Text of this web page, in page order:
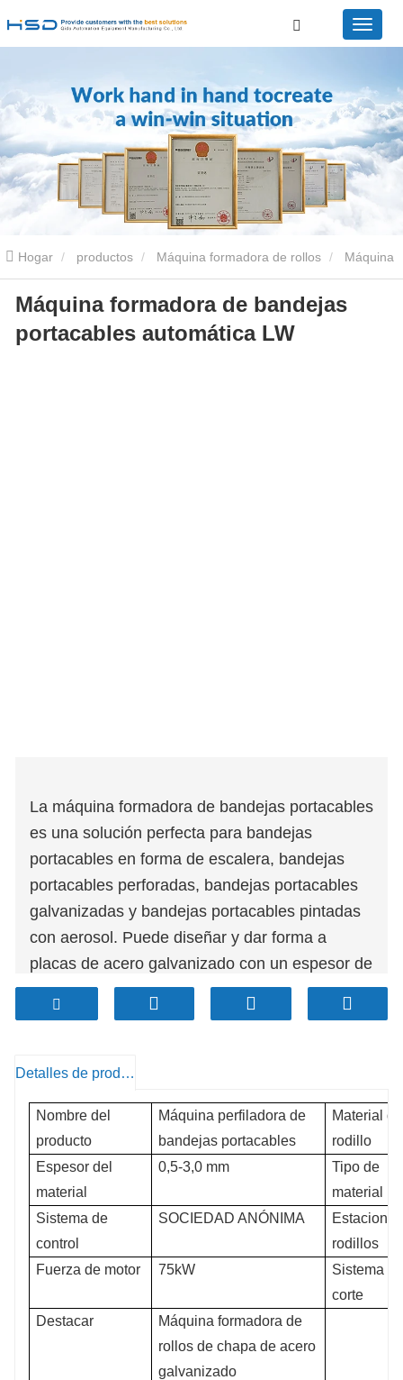
Hogar productos Máquina formadora de rollos Máquina
perfiladora de bandejas portacables Máquina formadora de
bandejas portacables automática LW
Máquina formadora de bandejas
portacables automática LW
La máquina formadora de bandejas portacables
es una solución perfecta para bandejas
portacables en forma de escalera, bandejas
portacables perforadas, bandejas portacables
galvanizadas y bandejas portacables pintadas
con aerosol. Puede diseñar y dar forma a
placas de acero galvanizado con un espesor de
0,5-3,0, velocidad de 12 m/min, 25 estaciones.
El rodillo, cromado duro, es altamente preciso,
excelente rendimiento para su producción.
Detalles de producto
Nombre del
producto
Máquina perfiladora de
bandejas portacables
Material
rodillo
Espesor del
material
0,5-3,0 mm
Tipo de
material
Sistema de
control
SOCIEDAD ANÓNIMA
rodillos
Fuerza de motor
75kW
Sistema de
corte
Destacar
Máquina formadora de
rollos de chapa de acero
galvanizado